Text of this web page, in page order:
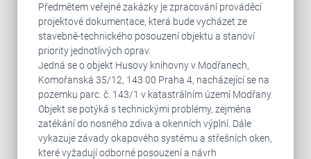
Předmětem veřejné zakázky je zpracování prováděcí
projektové dokumentace, která bude vycházet ze
stavebně-technického posouzení objektu a stanoví
priority jednotlivých oprav.
Jedná se o objekt Husovy knihovny v Modřanech,
Komořanská 35/12, 143 00 Praha 4, nacházející se na
pozemku parc. č. 143/1 v katastrálním území Modřany.
Objekt se potýká s technickými problémy, zejména
zatékání do nosného zdiva a okenních výplní. Dále
vykazuje závady okapového systému a střešních oken,
které vyžadují odborné posouzení a návrh